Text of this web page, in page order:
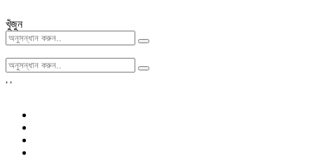
খুঁজুন
, ,